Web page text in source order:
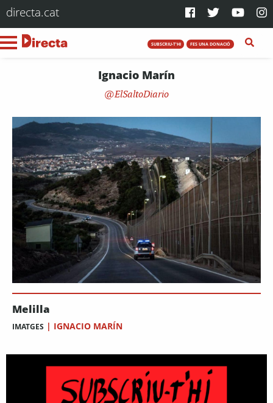
directa.cat
SUBSCRIU-T'HI FES UNA DONACIÓ
Ignacio Marín
ElSaltoDiario
Melilla
IMATGES | IGNACIO MARÍN